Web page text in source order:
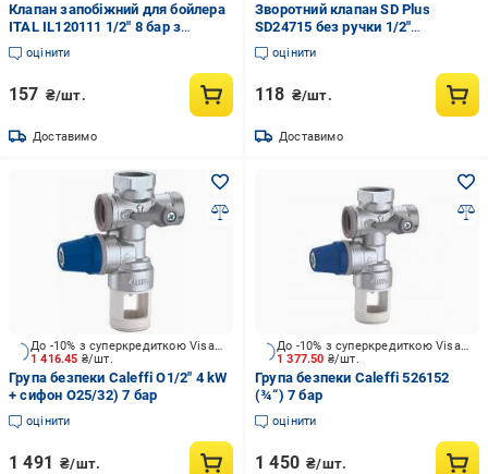
Клапан запобіжний для бойлера
ITAL IL120111 1/2" 8 бар з
ручкою (SQ-1055585)
оцінити
157 ₴/шт.
Доставимо
Зворотний клапан SD Plus
SD24715 без ручки 1/2"
(FRRS00006810)
оцінити
118 ₴/шт.
Доставимо
1 416.45 ₴/шт.
До -10% з суперкредиткою Visa Вигода
Група безпеки Caleffi O1/2" 4 kW
+ сифон O25/32) 7 бар
оцінити
1 491 ₴/шт.
1 377.50 ₴/шт.
До -10% з суперкредиткою Visa Вигода
Група безпеки Caleffi 526152
(¾“) 7 бар
оцінити
1 450 ₴/шт.